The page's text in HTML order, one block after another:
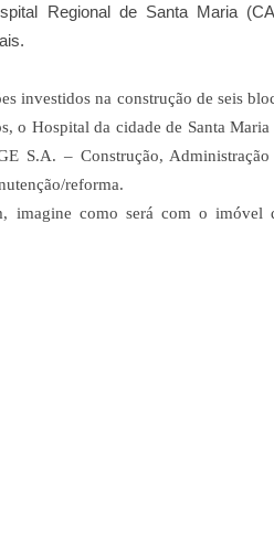
Regional de Santa Maria
investidos na construção de seis
o Hospital da cidade de Santa
S.A. – Construção, Administração
reforma.
imagine como será com o imóvel